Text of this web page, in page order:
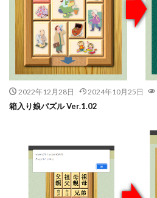
2022年12月28日 2024年10月25日
箱入り娘パズル Ver.1.02